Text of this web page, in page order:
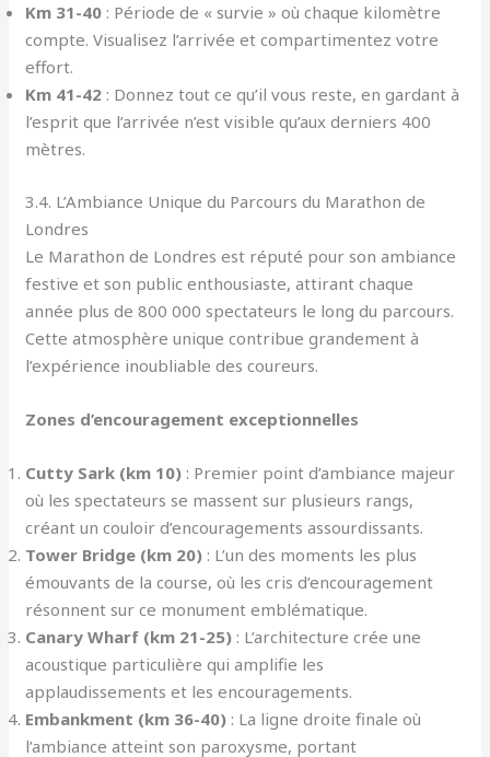
Km 31-40 : Période de « survie » où chaque kilomètre
compte. Visualisez l’arrivée et compartimentez votre
effort.
Km 41-42 : Donnez tout ce qu’il vous reste, en gardant à
l’esprit que l’arrivée n’est visible qu’aux derniers 400
mètres.
3.4. L’Ambiance Unique du Parcours du Marathon de
Londres
Le Marathon de Londres est réputé pour son ambiance
festive et son public enthousiaste, attirant chaque
année plus de 800 000 spectateurs le long du parcours.
Cette atmosphère unique contribue grandement à
l’expérience inoubliable des coureurs.
Zones d’encouragement exceptionnelles
Cutty Sark (km 10) : Premier point d’ambiance majeur
où les spectateurs se massent sur plusieurs rangs,
créant un couloir d’encouragements assourdissants.
Tower Bridge (km 20) : L’un des moments les plus
émouvants de la course, où les cris d’encouragement
résonnent sur ce monument emblématique.
Canary Wharf (km 21-25) : L’architecture crée une
acoustique particulière qui amplifie les
applaudissements et les encouragements.
Embankment (km 36-40) : La ligne droite finale où
l’ambiance atteint son paroxysme, portant